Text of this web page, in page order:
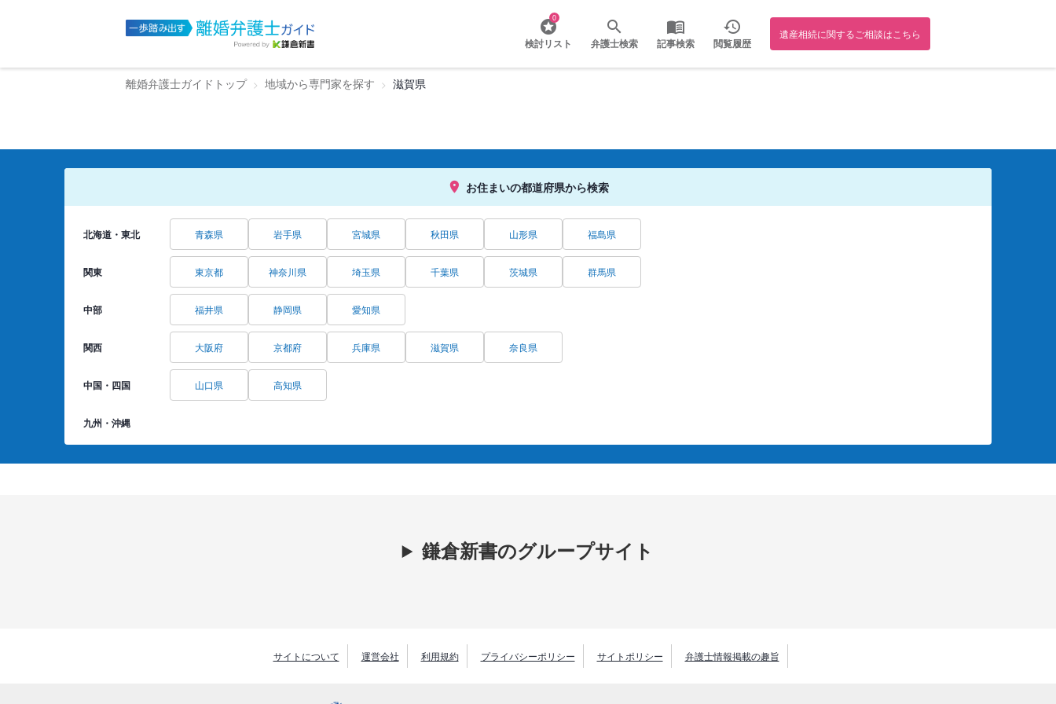
0
検討リスト 弁護士検索 記事検索 閲覧履歴
遺産相続に関するご相談はこちら
離婚弁護士ガイドトップ 地域から専門家を探す 滋賀県
お住まいの都道府県から検索
北海道・東北 青森県 岩手県 宮城県 秋田県 山形県 福島県
関東 東京都 神奈川県 埼玉県 千葉県 茨城県 群馬県
中部 福井県 静岡県 愛知県
関西 大阪府 京都府 兵庫県 滋賀県 奈良県
中国・四国 山口県 高知県
九州・沖縄
鎌倉新書のグループサイト
サイトについて 運営会社 利用規約 プライバシーポリシー サイトポリシー 弁護士情報掲載の趣旨